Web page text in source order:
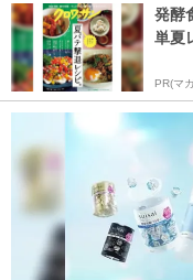
発酵
単夏
PR(マ